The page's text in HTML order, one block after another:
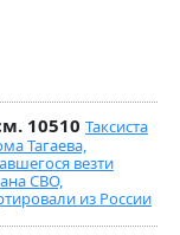
10510 Таксиста
Тагаева,
везти
СВО,
из России